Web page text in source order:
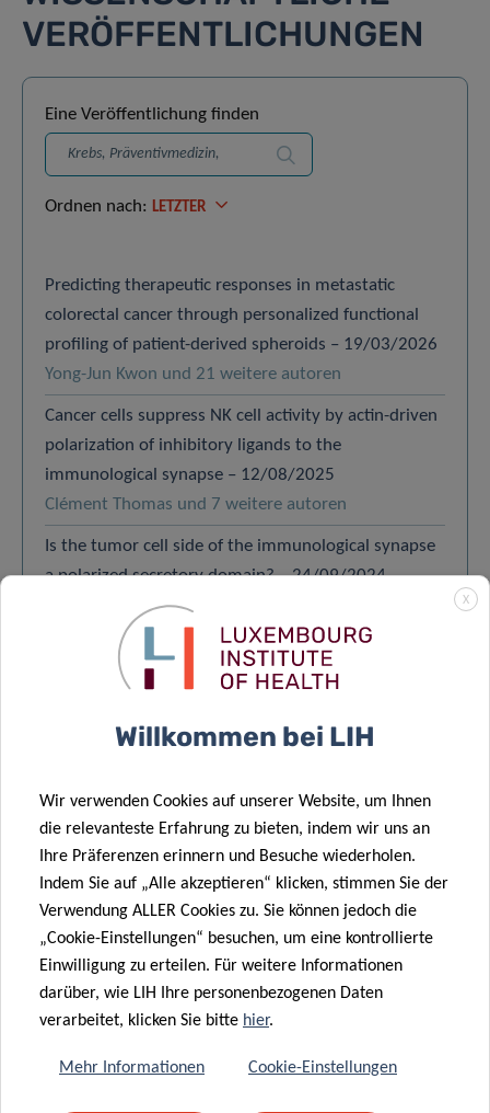
VERÖFFENTLICHUNGEN
Eine Veröffentlichung finden
Suchen
Ordnen nach: LETZTER
Predicting therapeutic responses in metastatic
colorectal cancer through personalized functional
profiling of patient-derived spheroids – 19/03/2026
Yong-Jun Kwon und 21 weitere autoren
Cancer cells suppress NK cell activity by actin-driven
polarization of inhibitory ligands to the
immunological synapse – 12/08/2025
Clément Thomas und 7 weitere autoren
Is the tumor cell side of the immunological synapse
a polarized secretory domain? – 24/09/2024
Clément Thomas und 6 weitere autoren
Actin remodeling in autophagy-mediated tumor
immune escape, mechanistic aspects – 08/12/2023
CSPG4 CAR-redirected Cytokine Induced Killer
immunotherapy for HLA class I defective melanoma
– 22/11/2023
Dario Sangiolo und 26 weitere autoren
MEHR LADEN
ALLES ANZEIGEN
X
Willkommen bei LIH
Wir verwenden Cookies auf unserer Website, um Ihnen
die relevanteste Erfahrung zu bieten, indem wir uns an
Ihre Präferenzen erinnern und Besuche wiederholen.
Indem Sie auf „Alle akzeptieren“ klicken, stimmen Sie der
Verwendung ALLER Cookies zu. Sie können jedoch die
„Cookie-Einstellungen“ besuchen, um eine kontrollierte
Einwilligung zu erteilen. Für weitere Informationen
darüber, wie LIH Ihre personenbezogenen Daten
verarbeitet, klicken Sie bitte hier.
Mehr Informationen Cookie-Einstellungen